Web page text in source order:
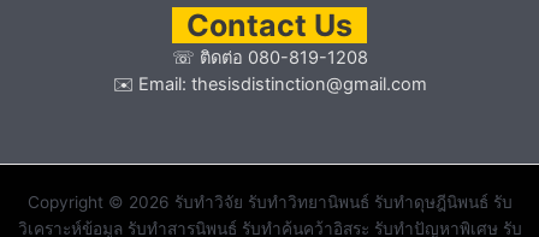
Contact Us
☏ ติดต่อ 080-819-1208
✉️ Email: thesisdistinction@gmail.com
Copyright © 2026 รับทำวิจัย รับทำวิทยานิพนธ์ รับทำดุษฎีนิพนธ์ รับ
วิเคราะห์ข้อมูล รับทำสารนิพนธ์ รับทำค้นคว้าอิสระ รับทำปัญหาพิเศษ รับ